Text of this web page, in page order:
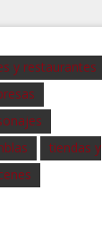
y restaurantes
tiendas y